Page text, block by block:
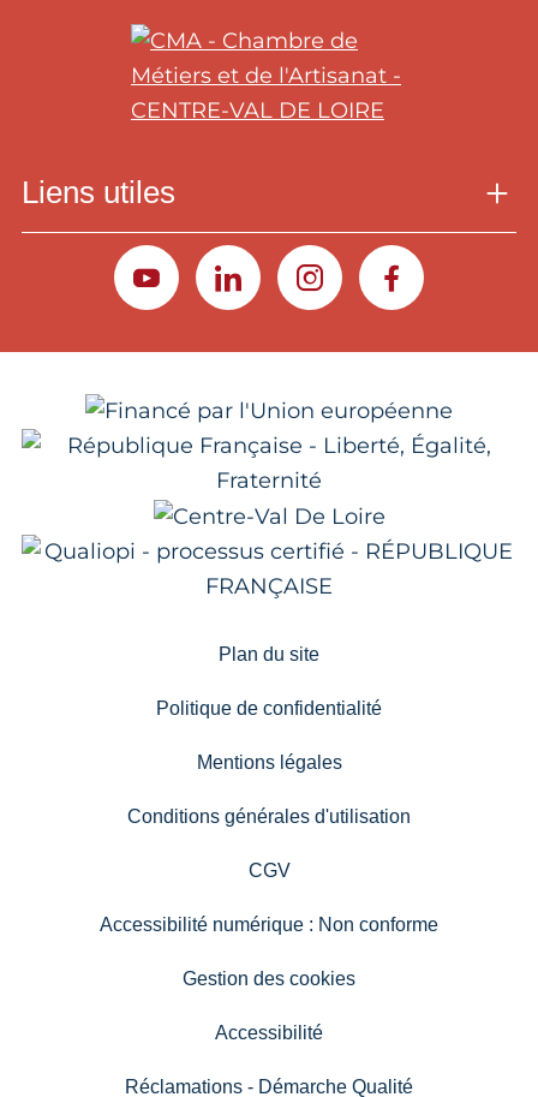
Liens utiles
YOUTUBELINKEDININSTAGRAMFACEBOOK
Plan du site
Politique de confidentialité
Mentions légales
Conditions générales d'utilisation
CGV
Accessibilité numérique : Non conforme
Gestion des cookies
Accessibilité
Réclamations - Démarche Qualité